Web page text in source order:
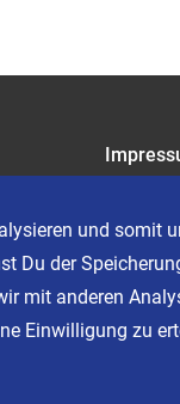
AGB
Cookie
und somit
Du der
mit anderen
Einwilligung zu